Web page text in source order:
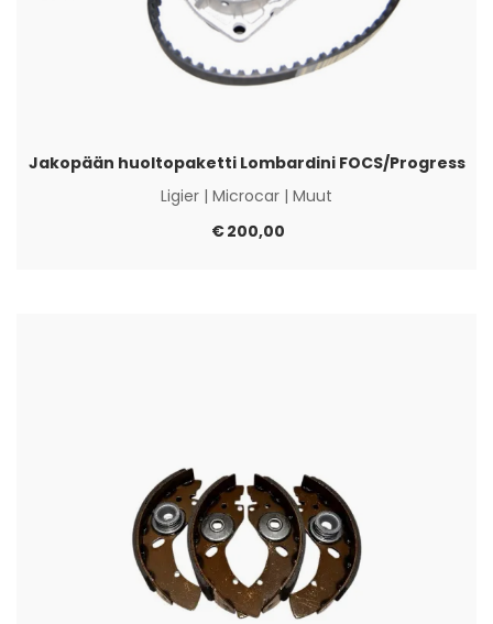
Jakopään huoltopaketti Lombardini FOCS/Progress
Ligier | Microcar | Muut
€200,00